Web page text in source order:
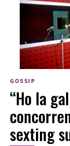
GOSSIP
“Ho la
sexting